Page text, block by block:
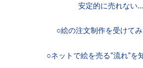
安定的に売れない…
○絵の注文制作を受けてみ
○ネットで絵を売る“流れ”を